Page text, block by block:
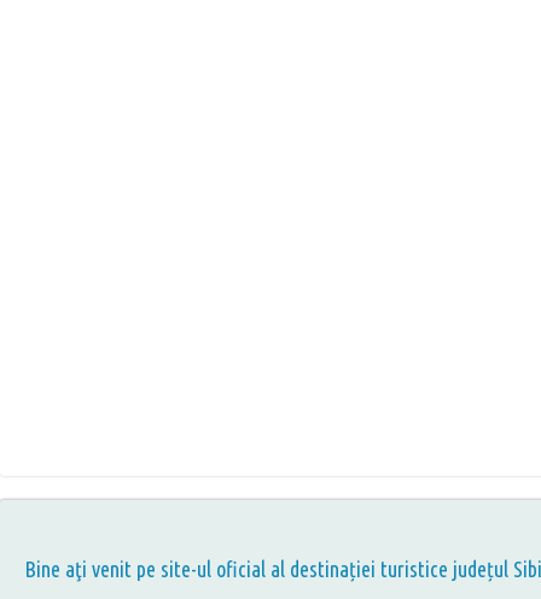
Bine aţi venit pe site-ul oficial al destinației turistice județul